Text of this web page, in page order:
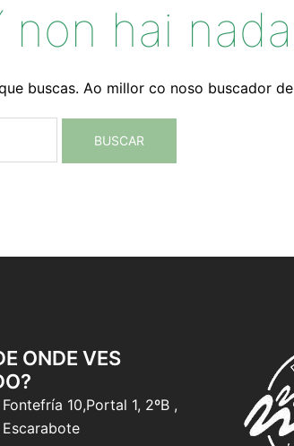
non hai
buscas. Ao millor co noso buscador
ONDE VES
10,Portal 1, 2ºB ,